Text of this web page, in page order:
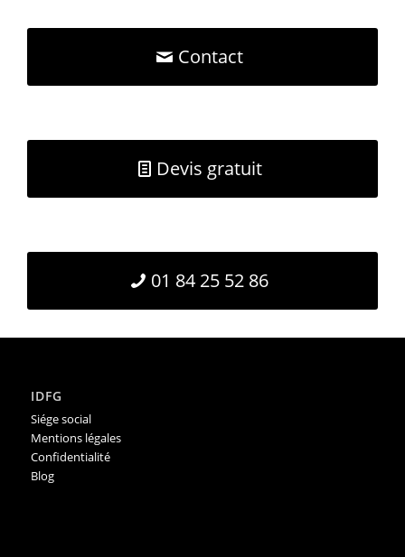
Contact
Devis gratuit
01 84 25 52 86
IDFG
Siége social
Mentions légales
Confidentialité
Blog